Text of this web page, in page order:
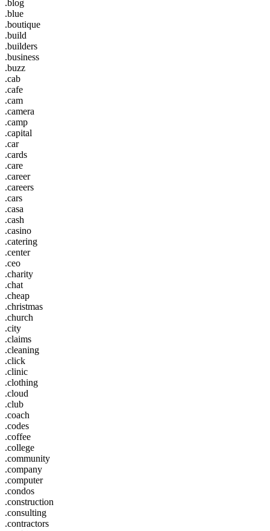
.blog
.blue
.boutique
.build
.builders
.business
.buzz
.cab
.cafe
.cam
.camera
.camp
.capital
.car
.cards
.care
.career
.careers
.cars
.casa
.cash
.casino
.catering
.center
.ceo
.charity
.chat
.cheap
.christmas
.church
.city
.claims
.cleaning
.click
.clinic
.clothing
.cloud
.club
.coach
.codes
.coffee
.college
.community
.company
.computer
.condos
.construction
.consulting
.contractors